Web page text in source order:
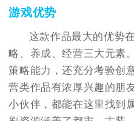
游戏优势
这款作品最大的优势
略、养成、经营三大元素
策略能力，还充分考验创
营类作品有浓厚兴趣的朋
小伙伴，都能在这里找到